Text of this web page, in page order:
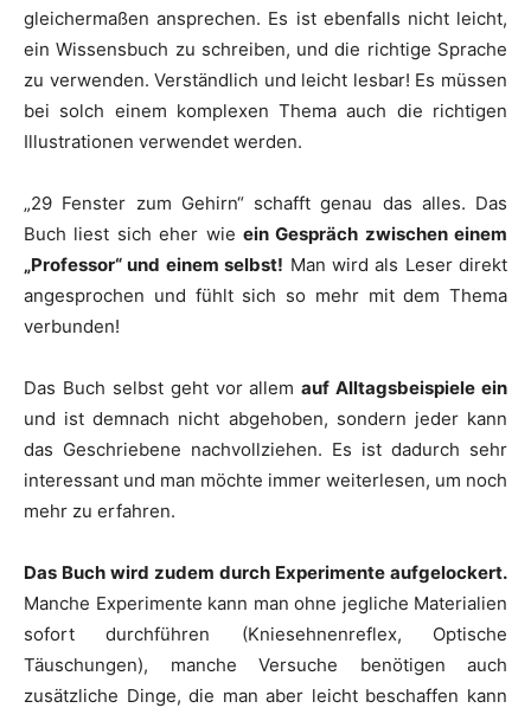
gleichermaßen ansprechen. Es ist ebenfalls nicht leicht,
ein Wissensbuch zu schreiben, und die richtige Sprache
zu verwenden. Verständlich und leicht lesbar! Es müssen
bei solch einem komplexen Thema auch die richtigen
Illustrationen verwendet werden.
„29 Fenster zum Gehirn“ schafft genau das alles. Das
Buch liest sich eher wie ein Gespräch zwischen einem
„Professor“ und einem selbst! Man wird als Leser direkt
angesprochen und fühlt sich so mehr mit dem Thema
verbunden!
Das Buch selbst geht vor allemauf Alltagsbeispiele ein
und ist demnach nicht abgehoben, sondern jeder kann
das Geschriebene nachvollziehen. Es ist dadurch sehr
interessant und man möchte immer weiterlesen, um noch
mehr zu erfahren.
Das Buch wird zudem durch Experimente aufgelockert.
Manche Experimente kann man ohne jegliche Materialien
sofort durchführen (Kniesehnenreflex, Optische
Täuschungen), manche Versuche benötigen auch
zusätzliche Dinge, die man aber leicht beschaffen kann